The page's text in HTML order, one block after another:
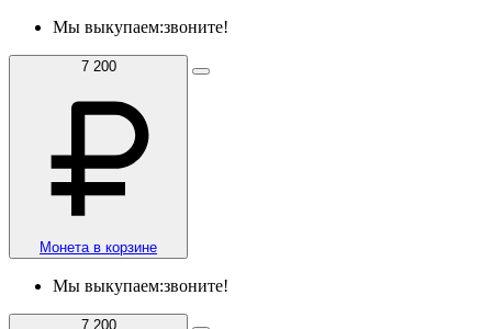
Мы выкупаем:звоните!
7 200
Монета в корзине
Мы выкупаем:звоните!
7 200